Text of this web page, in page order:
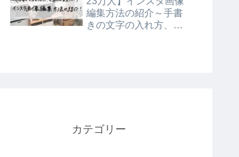
編集方法の紹介～手書
きの文字の入れ方、半
カテゴリー